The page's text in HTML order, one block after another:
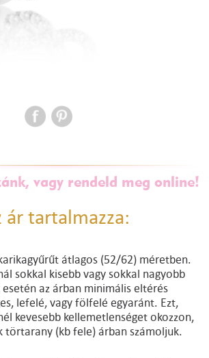
vagy rendeld meg online!
ár tartalmazza:
átlagos (52/62) méretben.
sokkal kisebb vagy sokkal nagyobb
az árban minimális eltérés
lefelé, vagy fölfelé egyaránt. Ezt,
kevesebb kellemetlenséget okozzon,
törtarany (kb fele) árban számoljuk.